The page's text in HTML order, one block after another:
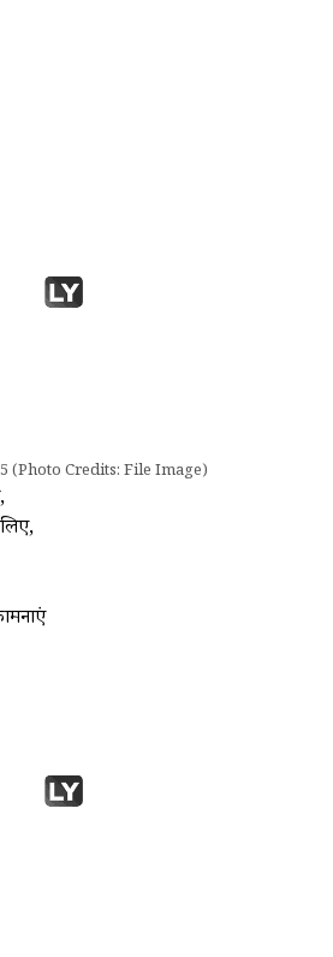
(Photo Credits: File Image)